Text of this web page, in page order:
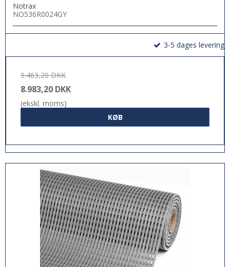
Notrax
NO536R0024GY
3-5 dages levering
9.463,20 DKK
8.983,20 DKK
(ekskl. moms)
KØB